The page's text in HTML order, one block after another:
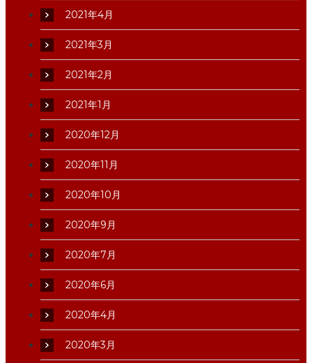
2021年4月
2021年3月
2021年2月
2021年1月
2020年12月
2020年11月
2020年10月
2020年9月
2020年7月
2020年6月
2020年4月
2020年3月